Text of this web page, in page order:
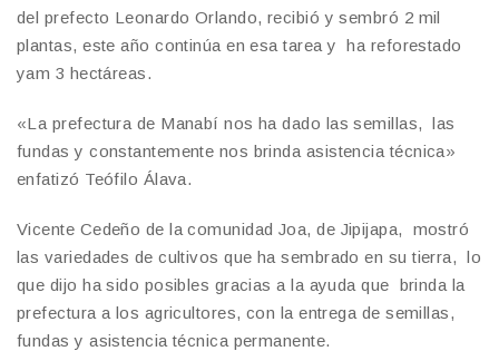
del prefecto Leonardo Orlando, recibió y sembró 2 mil
plantas, este año continúa en esa tarea y ha reforestado
yam 3 hectáreas.
«La prefectura de Manabí nos ha dado las semillas, las
fundas y constantemente nos brinda asistencia técnica»
enfatizó Teófilo Álava.
Vicente Cedeño de la comunidad Joa, de Jipijapa, mostró
las variedades de cultivos que ha sembrado en su tierra, lo
que dijo ha sido posibles gracias a la ayuda que brinda la
prefectura a los agricultores, con la entrega de semillas,
fundas y asistencia técnica permanente.